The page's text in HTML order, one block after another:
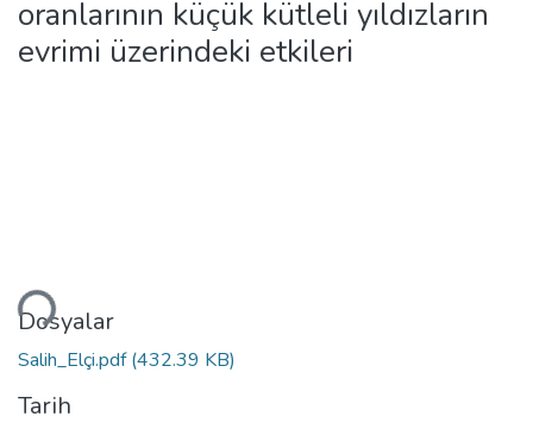
oranlarının küçük kütleli yıldızların
evrimi üzerindeki etkileri
Dosyalar
Salih_Elçi.pdf(432.39 KB)
Tarih